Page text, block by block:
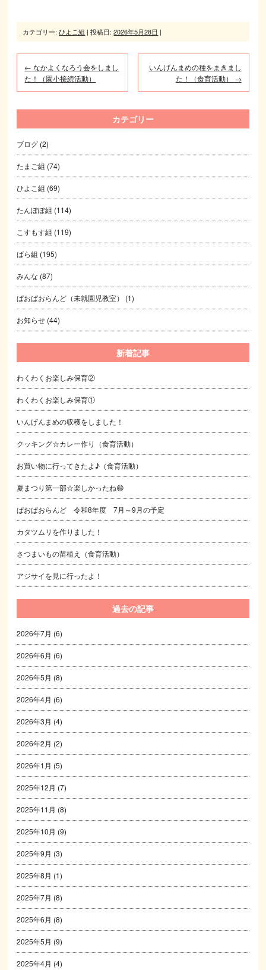
カテゴリー:ひよこ組 | 投稿日:2026年5月28日 |
← なかよくなろう会をしまし
た！（園小接続活動）
いんげんまめの種をまきまし
た！（食育活動） →
カテゴリー
ブログ (2)
たまご組 (74)
ひよこ組 (69)
たんぽぽ組 (114)
こすもす組 (119)
ばら組 (195)
みんな (87)
ぱおぱおらんど（未就園児教室） (1)
お知らせ (44)
新着記事
わくわくお楽しみ保育②
わくわくお楽しみ保育①
いんげんまめの収穫をしました！
クッキング☆カレー作り（食育活動）
お買い物に行ってきたよ♪（食育活動）
夏まつり第一部☆楽しかったね😄
ぱおぱおらんど 令和8年度 7月～9月の予定
カタツムリを作りました！
さつまいもの苗植え（食育活動）
アジサイを見に行ったよ！
過去の記事
2026年7月 (6)
2026年6月 (6)
2026年5月 (8)
2026年4月 (6)
2026年3月 (4)
2026年2月 (2)
2026年1月 (5)
2025年12月 (7)
2025年11月 (8)
2025年10月 (9)
2025年9月 (3)
2025年8月 (1)
2025年7月 (8)
2025年6月 (8)
2025年5月 (9)
2025年4月 (4)